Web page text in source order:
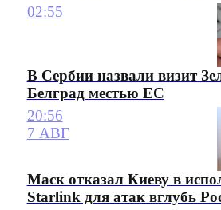
02:55
В Сербии назвали визит
Белград местью ЕС
20:56
7 АВГ
Маск отказал Киеву в
Starlink для атак вглубь